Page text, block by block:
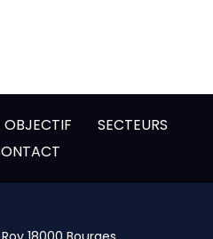
OBJECTIF
SECTEURS